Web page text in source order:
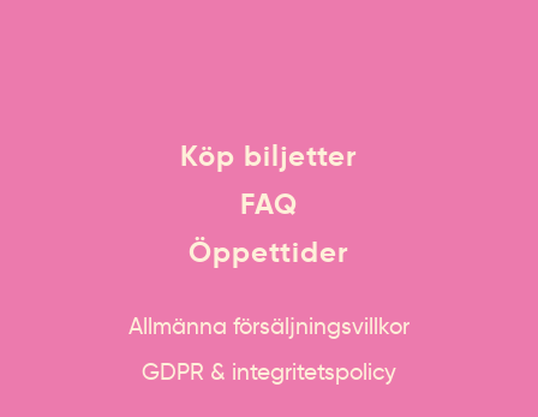
Köp biljetter
FAQ
Öppettider
Allmänna försäljningsvillkor
GDPR & integritetspolicy